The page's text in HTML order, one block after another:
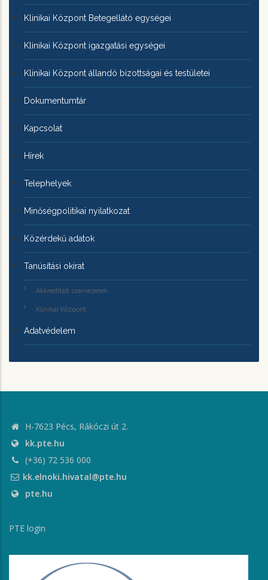
Klinikai Központ Betegellátó egységei
Klinikai Központ igazgatási egységei
Klinikai Központ állandó bizottságai és testületei
Dokumentumtár
Kapcsolat
Hírek
Telephelyek
Minőségpolitikai nyilatkozat
Közérdekű adatok
Tanúsítási okirat
Akkreditált szervezetek
Klinikai Központ
Adatvédelem
H-7623 Pécs, Rákóczi út 2.
kk.pte.hu
(+36) 72 536 000
kk.elnoki.hivatal@pte.hu
pte.hu
PTE login